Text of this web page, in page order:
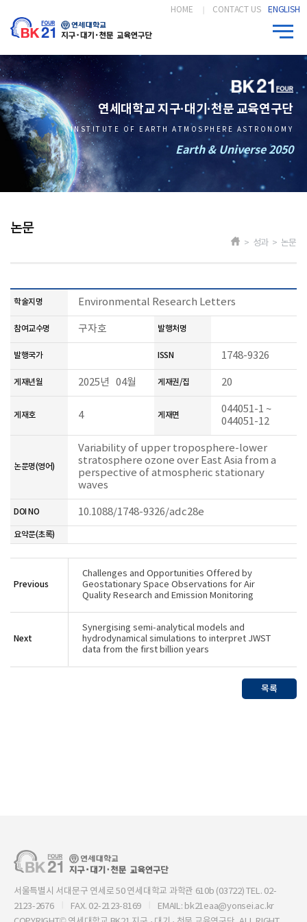
HOME CONTACT US ENGLISH
연세대학교 지구·대기·천문 교육연구단
INSTITUTE OF EARTH ATMOSPHERE ASTRONOMY
Earth & Universe 2050
논문
> 성과 > 논문
학술지명 Environmental Research Letters
참여교수명 구자호 발행처명
발행국가 ISSN 1748-9326
게재년월 2025년 04월 게재권/집 20
게재호 4 게재면
044051-1 ~
044051-12
논문명(영어)
Variability of upper troposphere-lower
stratosphere ozone over East Asia from a
perspective of atmospheric stationary
waves
DOI NO 10.1088/1748-9326/adc28e
요약문(초록)
Previous
Challenges and Opportunities Offered by
Geostationary Space Observations for Air
Quality Research and Emission Monitoring
Next
Synergising semi-analytical models and
hydrodynamical simulations to interpret JWST
data from the first billion years
목록
서울특별시 서대문구 연세로 50 연세대학교 과학관 610b (03722) TEL. 02-
2123-2676
FAX. 02-2123-8169
EMAIL: bk21eaa@yonsei.ac.kr